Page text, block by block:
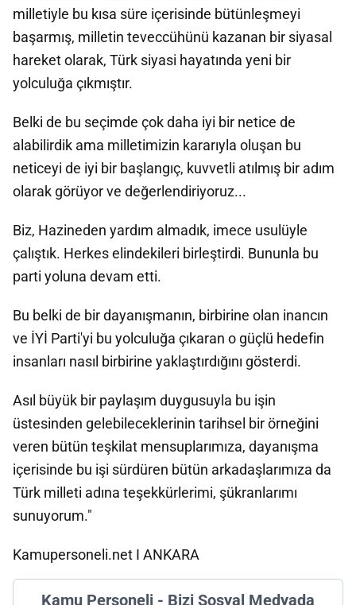
milletiyle bu kısa süre içerisinde bütünleşmeyi
başarmış, milletin teveccühünü kazanan bir siyasal
hareket olarak, Türk siyasi hayatında yeni bir
yolculuğa çıkmıştır.
Belki de bu seçimde çok daha iyi bir netice de
alabilirdik ama milletimizin kararıyla oluşan bu
neticeyi de iyi bir başlangıç, kuvvetli atılmış bir adım
olarak görüyor ve değerlendiriyoruz...
Biz, Hazineden yardım almadık, imece usulüyle
çalıştık. Herkes elindekileri birleştirdi. Bununla bu
parti yoluna devam etti.
Bu belki de bir dayanışmanın, birbirine olan inancın
ve İYİ Parti'yi bu yolculuğa çıkaran o güçlü hedefin
insanları nasıl birbirine yaklaştırdığını gösterdi.
Asıl büyük bir paylaşım duygusuyla bu işin
üstesinden gelebileceklerinin tarihsel bir örneğini
veren bütün teşkilat mensuplarımıza, dayanışma
içerisinde bu işi sürdüren bütün arkadaşlarımıza da
Türk milleti adına teşekkürlerimi, şükranlarımı
sunuyorum."
Kamupersoneli.net I ANKARA
Kamu Personeli - Bizi Sosyal Medyada